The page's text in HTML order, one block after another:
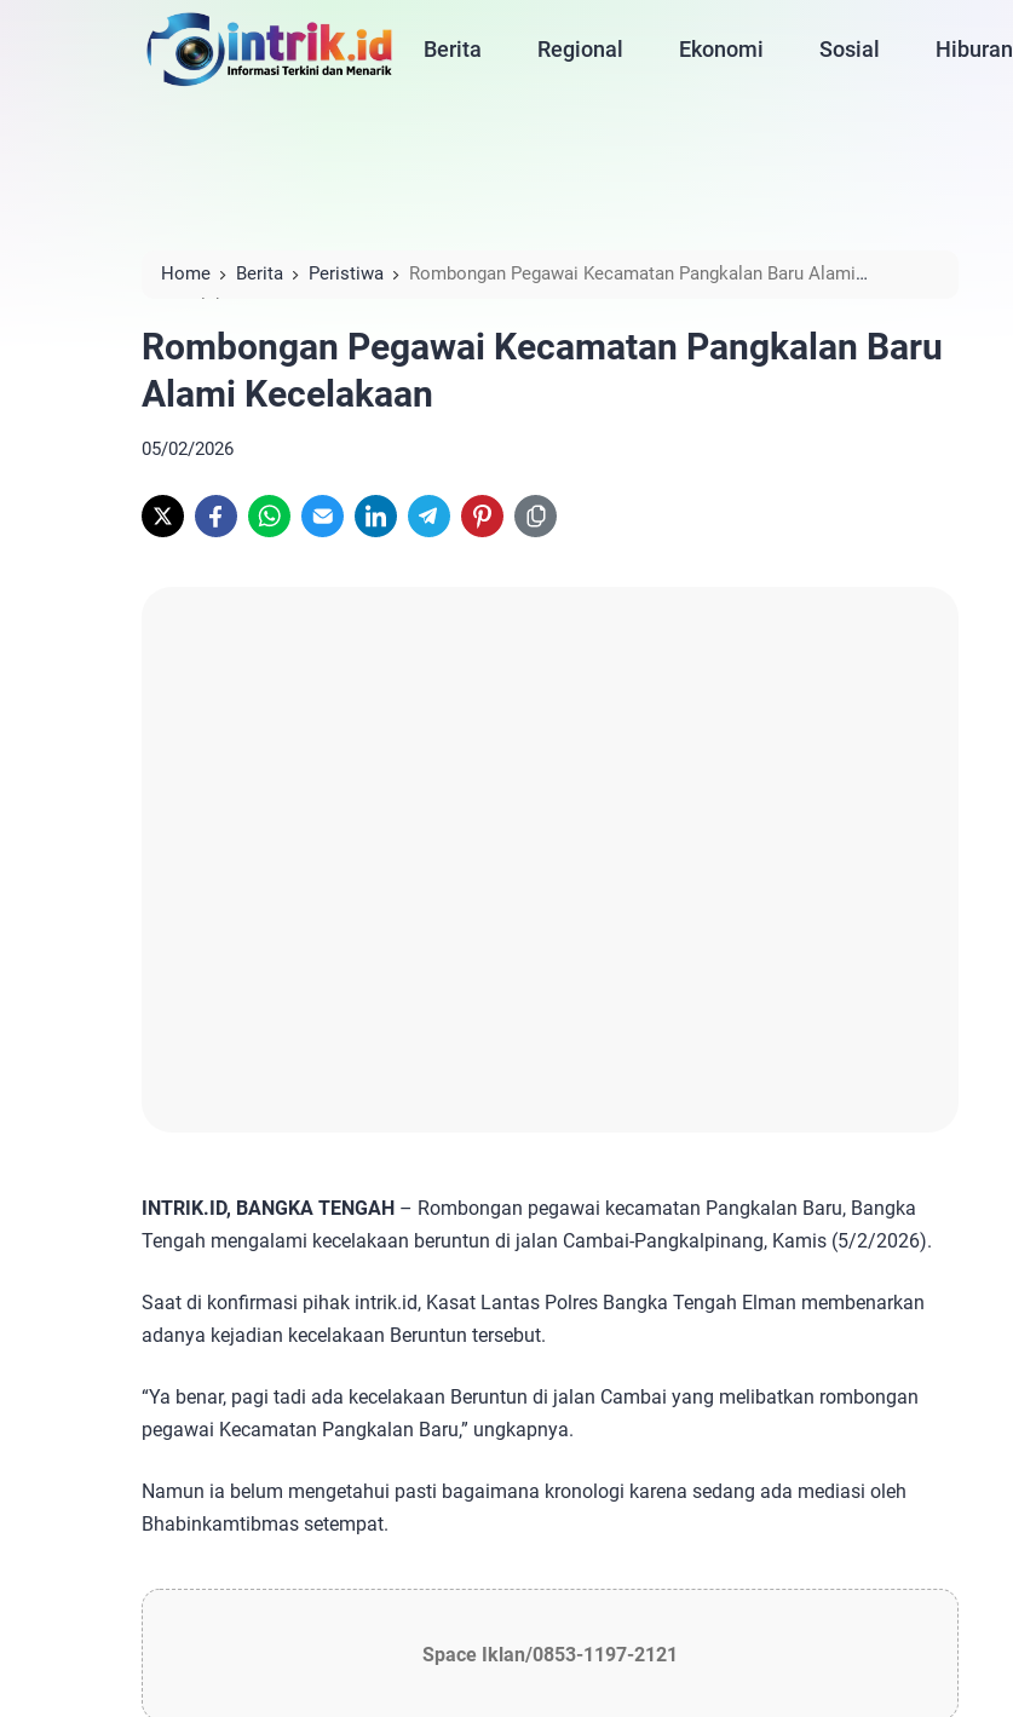
Berita Regional Ekonomi Sosial Hiburan
Home Berita Peristiwa
Rombongan Pegawai Kecamatan Pangkalan Baru Alami
Kecelakaan
Rombongan Pegawai Kecamatan Pangkalan Baru
Alami Kecelakaan
05/02/2026
INTRIK.ID, BANGKA TENGAH – Rombongan pegawai kecamatan Pangkalan Baru, Bangka
Tengah mengalami kecelakaan beruntun di jalan Cambai-Pangkalpinang, Kamis (5/2/2026).
Saat di konfirmasi pihak intrik.id, Kasat Lantas Polres Bangka Tengah Elman membenarkan
adanya kejadian kecelakaan Beruntun tersebut.
“Ya benar, pagi tadi ada kecelakaan Beruntun di jalan Cambai yang melibatkan rombongan
pegawai Kecamatan Pangkalan Baru,” ungkapnya.
Namun ia belum mengetahui pasti bagaimana kronologi karena sedang ada mediasi oleh
Bhabinkamtibmas setempat.
Space Iklan/0853-1197-2121